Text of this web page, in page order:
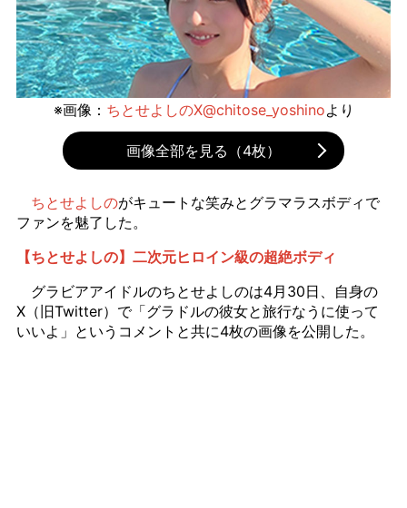
※画像： ちとせよしのX@chitose_yoshinoより
画像全部を見る（4枚）
ちとせよしのがキュートな笑みとグラマラスボディで
ファンを魅了した。
【ちとせよしの】二次元ヒロイン級の超絶ボディ
グラビアアイドルのちとせよしのは4月30日、自身の
X（旧Twitter）で「グラドルの彼女と旅行なうに使って
いいよ」というコメントと共に4枚の画像を公開した。